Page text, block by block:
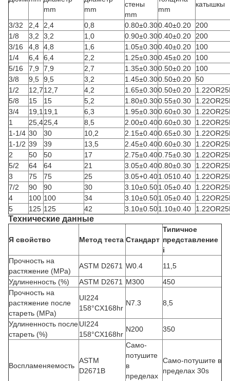
mm
mm
стены
mm
mm
катышкы
3/32 2,4 2,4 0,8 0.80±0.300.40±0.20
200
1/8
3,2 3,2 1,0 0.90±0.300.40±0.20
200
3/16
4,8 4,8 1,6 1.05±0.300.40±0.20
100
1/4
6,4 6,4 2,2 1.25±0.300.45±0.20
100
5/16
7,9 7,9 2,7 1.35±0.300.50±0.20
100
3/8
9,5 9,5 3,2 1.45±0.300.50±0.20 50
1/2
12,712,7 4,2 1.65±0.300.50±0.20
5/8
15 15 5,2 1.80±0.300.55±0.30
3/4
19,1 19,1 6,3 1.95±0.300.60±0.30
1
25,425,4 8,5 2.00±0.400.60±0.30
1-1/4 30 30 10,2 2.15±0.400.65±0.30
1-1/2 39 39 13,5 2.45±0.400.60±0.30
2
50 50 17 2.75±0.400.75±0.30
5/2
64 64 21 3.05±0.400.80±0.30
3
75 75 25 3.05+0.401.0510.40
7/2
90 90 30 3.10±0.501.05±0.40
4
100 100 34 3.10±0.501.05±0.40
5
125 125 42 3.10±0.501.10±0.40
Технические данные
Я свойство Метод теста Стандарт
Типичное
представление
i
Прочность на
растяжение (MPa)
ASTM D2671 W0.4
11,5
Удлиненность (%)
ASTM D2671 M300
450
Прочность на
растяжение после
стареть (MPa)
UI224
158°CX168hr
N7.3 8,5
Удлиненность после
стареть (%)
UI224
158°CX168hr
N200 350
Воспламеняемость
ASTM
D2671B
Само-
потушите
в
пределах
Само-потушите в
пределах 30s